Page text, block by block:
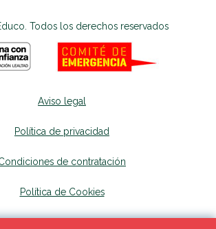
Todos los derechos reservados
Aviso legal
Política de privacidad
de contratación
Política de Cookies